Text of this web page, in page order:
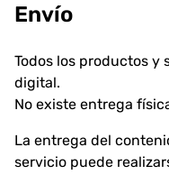
Envío
Todos los productos y
digital.
No existe entrega
La entrega del
servicio puede